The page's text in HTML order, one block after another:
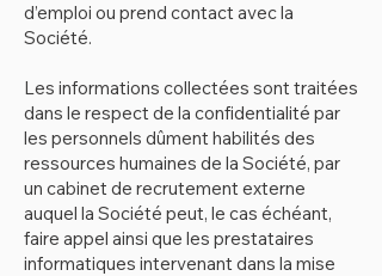
d’emploi ou prend contact avec la
Société.
Les informations collectées sont traitées
dans le respect de la confidentialité par
les personnels dûment habilités des
ressources humaines de la Société, par
un cabinet de recrutement externe
auquel la Société peut, le cas échéant,
faire appel ainsi que les prestataires
informatiques intervenant dans la mise